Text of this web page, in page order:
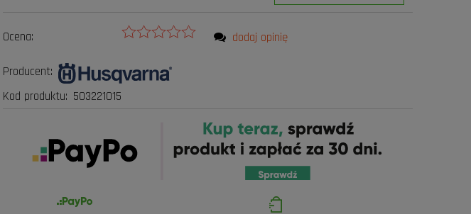
Ocena:
Producent:
Kod produktu: 503221015
dodaj opinię